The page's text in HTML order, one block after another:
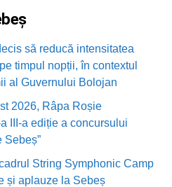
să reducă intensitatea
timpul nopții, în contextul
al Guvernului Bolojan
2026, Râpa Roșie
III-a ediție a concursului
Sebeș”
String Symphonic Camp
și aplauze la Sebeș